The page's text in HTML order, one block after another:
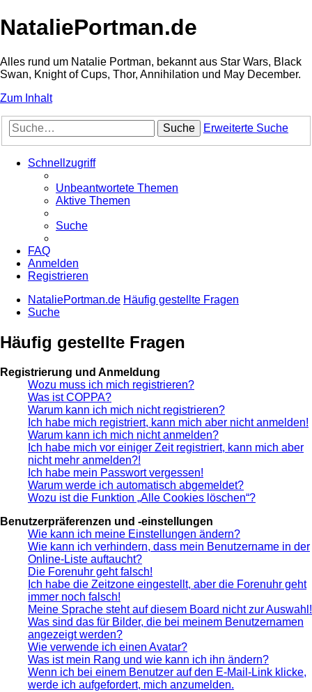
NataliePortman.de
Alles rund um Natalie Portman, bekannt aus Star Wars, Black
Swan, Knight of Cups, Thor, Annihilation und May December.
Zum Inhalt
Suche Erweiterte Suche
Schnellzugriff
Unbeantwortete Themen
Aktive Themen
Suche
FAQ
Anmelden
Registrieren
NataliePortman.de Häufig gestellte Fragen
Suche
Häufig gestellte Fragen
Registrierung und Anmeldung
Wozu muss ich mich registrieren?
Was ist COPPA?
Warum kann ich mich nicht registrieren?
Ich habe mich registriert, kann mich aber nicht anmelden!
Warum kann ich mich nicht anmelden?
Ich habe mich vor einiger Zeit registriert, kann mich aber
nicht mehr anmelden?!
Ich habe mein Passwort vergessen!
Warum werde ich automatisch abgemeldet?
Wozu ist die Funktion „Alle Cookies löschen“?
Benutzerpräferenzen und -einstellungen
Wie kann ich meine Einstellungen ändern?
Wie kann ich verhindern, dass mein Benutzername in der
Online-Liste auftaucht?
Die Forenuhr geht falsch!
Ich habe die Zeitzone eingestellt, aber die Forenuhr geht
immer noch falsch!
Meine Sprache steht auf diesem Board nicht zur Auswahl!
Was sind das für Bilder, die bei meinem Benutzernamen
angezeigt werden?
Wie verwende ich einen Avatar?
Was ist mein Rang und wie kann ich ihn ändern?
Wenn ich bei einem Benutzer auf den E-Mail-Link klicke,
werde ich aufgefordert, mich anzumelden.